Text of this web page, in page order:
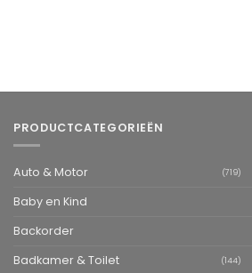
PRODUCTCATEGORIEËN
Auto & Motor (719)
Baby en Kind
Backorder
Badkamer & Toilet (144)